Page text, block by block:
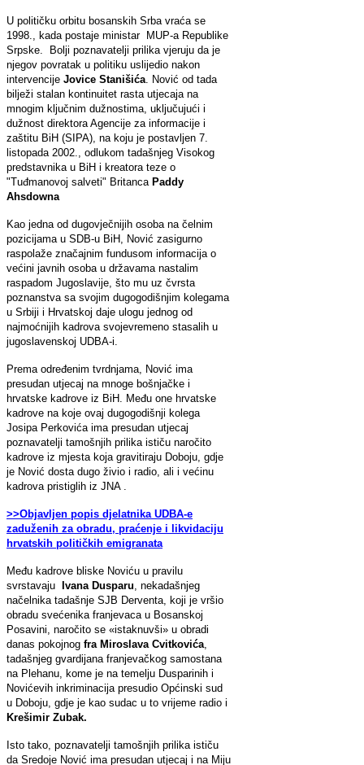
U političku orbitu bosanskih Srba vraća se
1998., kada postaje ministar MUP-a Republike
Srpske. Bolji poznavatelji prilika vjeruju da je
njegov povratak u politiku uslijedio nakon
intervencije Jovice Stanišića . Nović od tada
bilježi stalan kontinuitet rasta utjecaja na
mnogim ključnim dužnostima, uključujući i
dužnost direktora Agencije za informacije i
zaštitu BiH (SIPA), na koju je postavljen 7.
listopada 2002., odlukom tadašnjeg Visokog
predstavnika u BiH i kreatora teze o
"Tuđmanovoj salveti" Britanca Paddy
Ahsdowna
Kao jedna od dugovječnijih osoba na čelnim
pozicijama u SDB-u BiH, Nović zasigurno
raspolaže značajnim fundusom informacija o
većini javnih osoba u državama nastalim
raspadom Jugoslavije, što mu uz čvrsta
poznanstva sa svojim dugogodišnjim kolegama
u Srbiji i Hrvatskoj daje ulogu jednog od
najmoćnijih kadrova svojevremeno stasalih u
jugoslavenskoj UDBA-i.
Prema određenim tvrdnjama, Nović ima
presudan utjecaj na mnoge bošnjačke i
hrvatske kadrove iz BiH. Među one hrvatske
kadrove na koje ovaj dugogodišnji kolega
Josipa Perkovića ima presudan utjecaj
poznavatelji tamošnjih prilika ističu naročito
kadrove iz mjesta koja gravitiraju Doboju, gdje
je Nović dosta dugo živio i radio, ali i većinu
kadrova pristiglih iz JNA .
>>Objavljen popis djelatnika UDBA-e
zaduženih za obradu, praćenje i likvidaciju
hrvatskih političkih emigranata
Među kadrove bliske Noviću u pravilu
svrstavaju Ivana Dusparu , nekadašnjeg
načelnika tadašnje SJB Derventa, koji je vršio
obradu svećenika franjevaca u Bosanskoj
Posavini, naročito se «istaknuvši» u obradi
danas pokojnog fra Miroslava Cvitkovića
tadašnjeg gvardijana franjevačkog samostana
na Plehanu, kome je na temelju Dusparinih i
Novićevih inkriminacija presudio Općinski sud
u Doboju, gdje je kao sudac u to vrijeme radio i
Krešimir Zubak.
Isto tako, poznavatelji tamošnjih prilika ističu
da Sredoje Nović ima presudan utjecaj i na Miju